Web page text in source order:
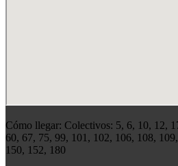
Cómo llegar: Colectivos: 5, 6, 10, 12,
60, 67, 75, 99, 101, 102, 106, 108,
150, 152, 180